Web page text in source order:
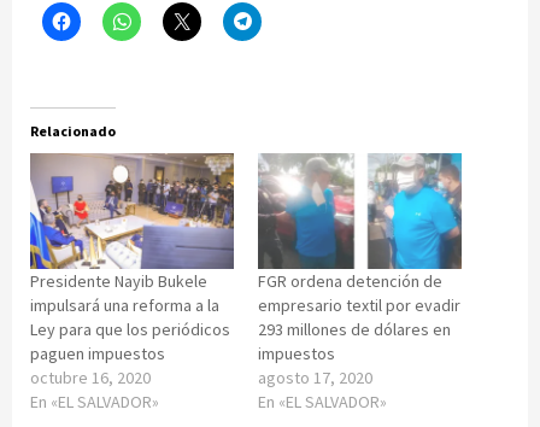
Relacionado
Presidente Nayib Bukele
impulsará una reforma a la
Ley para que los periódicos
paguen impuestos
octubre 16, 2020
En «EL SALVADOR»
FGR ordena detención de
empresario textil por evadir
293 millones de dólares en
impuestos
agosto 17, 2020
En «EL SALVADOR»